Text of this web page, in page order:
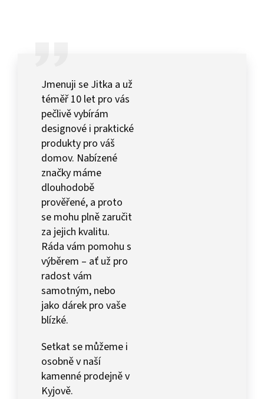
Jmenuji se Jitka a už
téměř 10 let pro vás
pečlivě vybírám
designové i praktické
produkty pro váš
domov. Nabízené
značky máme
dlouhodobě
prověřené, a proto
se mohu plně zaručit
za jejich kvalitu.
Ráda vám pomohu s
výběrem – ať už pro
radost vám
samotným, nebo
jako dárek pro vaše
blízké.
Setkat se můžeme i
osobně v naší
kamenné prodejně v
Kyjově.